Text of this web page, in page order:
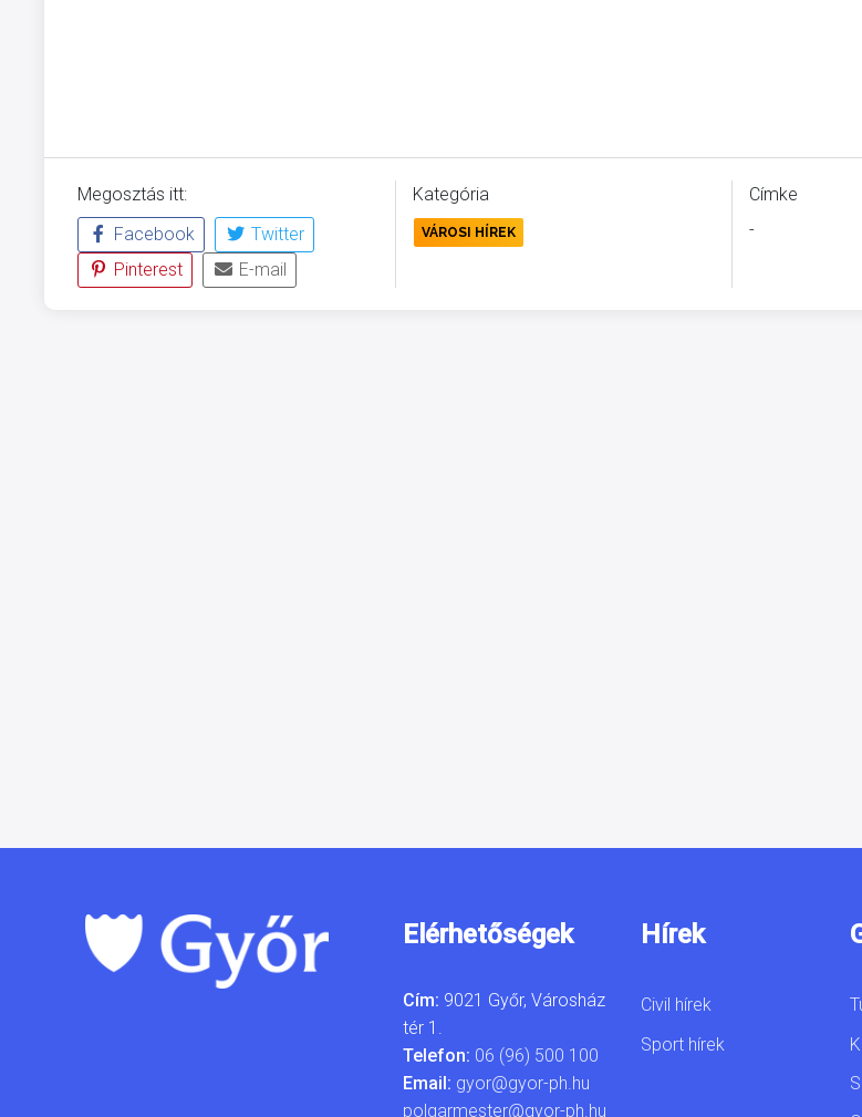
Megosztás itt:
Facebook
Twitter
Pinterest
E-mail
Kategória
VÁROSI HÍREK
Címke
-
Elérhetőségek
Cím: 9021 Győr, Városház
tér 1.
Telefon: 06 (96) 500 100
Email: gyor@gyor-ph.hu
polgarmester@gyor-ph.hu
Hírek
Civil hírek
Sport hírek